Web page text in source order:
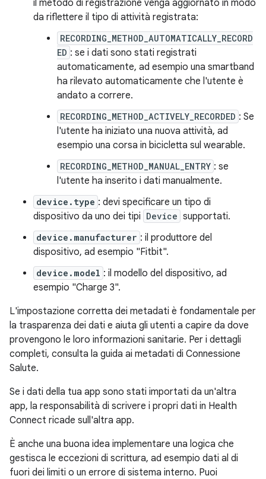
il metodo di registrazione venga aggiornato in modo
da riflettere il tipo di attività registrata:
RECORDING_METHOD_AUTOMATICALLY_RECORD
ED : se i dati sono stati registrati
automaticamente, ad esempio una smartband
ha rilevato automaticamente che l'utente è
andato a correre.
RECORDING_METHOD_ACTIVELY_RECORDED : Se
l'utente ha iniziato una nuova attività, ad
esempio una corsa in bicicletta sul wearable.
RECORDING_METHOD_MANUAL_ENTRY : se
l'utente ha inserito i dati manualmente.
device.type : devi specificare un tipo di
dispositivo da uno dei tipi Device supportati.
device.manufacturer : il produttore del
dispositivo, ad esempio "Fitbit".
device.model : il modello del dispositivo, ad
esempio "Charge 3".
L'impostazione corretta dei metadati è fondamentale per
la trasparenza dei dati e aiuta gli utenti a capire da dove
provengono le loro informazioni sanitarie. Per i dettagli
completi, consulta la guida ai metadati di Connessione
Salute.
Se i dati della tua app sono stati importati da un'altra
app, la responsabilità di scrivere i propri dati in Health
Connect ricade sull'altra app.
È anche una buona idea implementare una logica che
gestisca le eccezioni di scrittura, ad esempio dati al di
fuori dei limiti o un errore di sistema interno. Puoi